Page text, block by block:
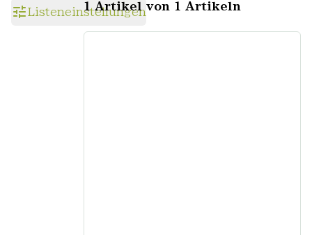
Listeneinstellungen
1 Artikel von 1 Artikeln